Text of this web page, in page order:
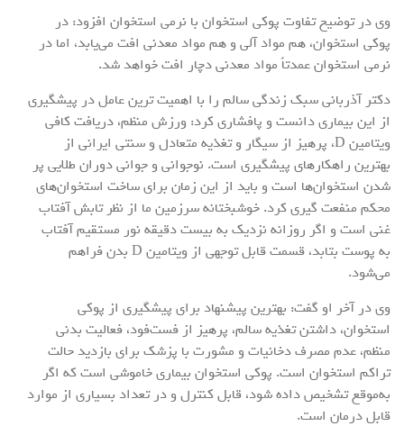
وی در توضیح تفاوت پوکی استخوان با نرمی استخوان افزود: در
پوکی استخوان، هم مواد آلی و هم مواد معدنی افت می‌یابد، اما در
نرمی استخوان عمدتاً مواد معدنی دچار افت خواهد شد.
دکتر آذربانی سبک زندگی سالم را با اهمیت ترین عامل در پیشگیری
از این بیماری دانست و پافشاری کرد: ورزش منظم، دریافت کافی
ویتامین D، پرهیز از سیگار و تغذیه متعادل و سنتی ایرانی از
بهترین راهکارهای پیشگیری است. نوجوانی و جوانی دوران طلایی پر
شدن استخوان‌ها است و باید از این زمان برای ساخت استخوان‌های
محکم منفعت گیری کرد. خوشبختانه سرزمین ما از نظر تابش آفتاب
غنی است و اگر روزانه نزدیک به بیست دقیقه نور مستقیم آفتاب
به پوست بتابد، قسمت قابل توجهی از ویتامین D بدن فراهم
می‌شود.
وی در آخر او گفت: بهترین پیشنهاد برای پیشگیری از پوکی
استخوان، داشتن تغذیه سالم، پرهیز از فست‌فود، فعالیت بدنی
منظم، عدم مصرف دخانیات و مشورت با پزشک برای بازدید حالت
تراکم استخوان است. پوکی استخوان بیماری خاموشی است که اگر
به‌موقع تشخیص داده شود، قابل کنترل و در تعداد بسیاری از موارد
قابل درمان است.